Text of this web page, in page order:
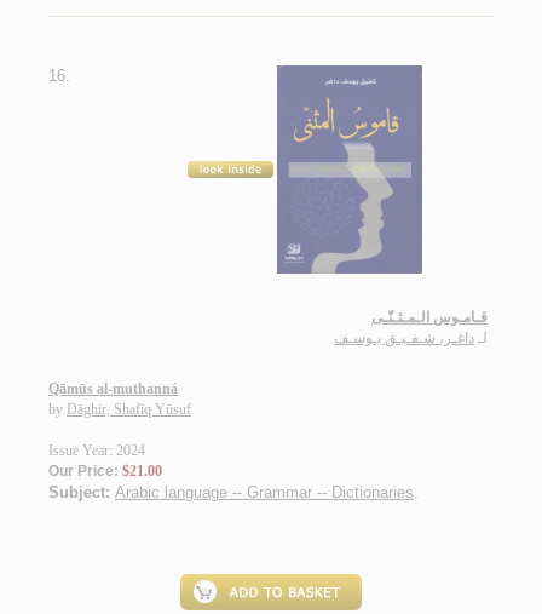
16.
قـامـوس الـمـثـنّـى
لـ داغـر، شـفـيـق يـوسـف
Qāmūs al-muthanná
by Dāghir, Shafīq Yūsuf
Issue Year: 2024
Our Price: $21.00
Subject: Arabic language -- Grammar -- Dictionaries.